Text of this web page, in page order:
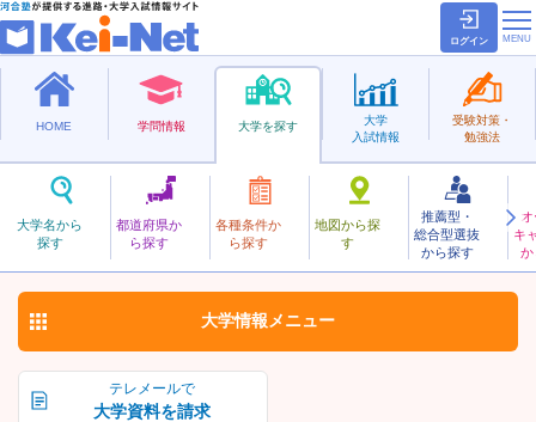
ログイン
HOME 学問情報 大学を探す
大学名から
探す
都道府県か
ら探す
各種条件か
ら探す
地図から探
す
推薦型・
総合型選抜
から探す
キ
か
大学
入試情報
受験対策・
勉強法
私立
じゅんしんがくえん
純真学園大学 お気に入り
テレメールで
大学資料を請求
大学情報 メニュー